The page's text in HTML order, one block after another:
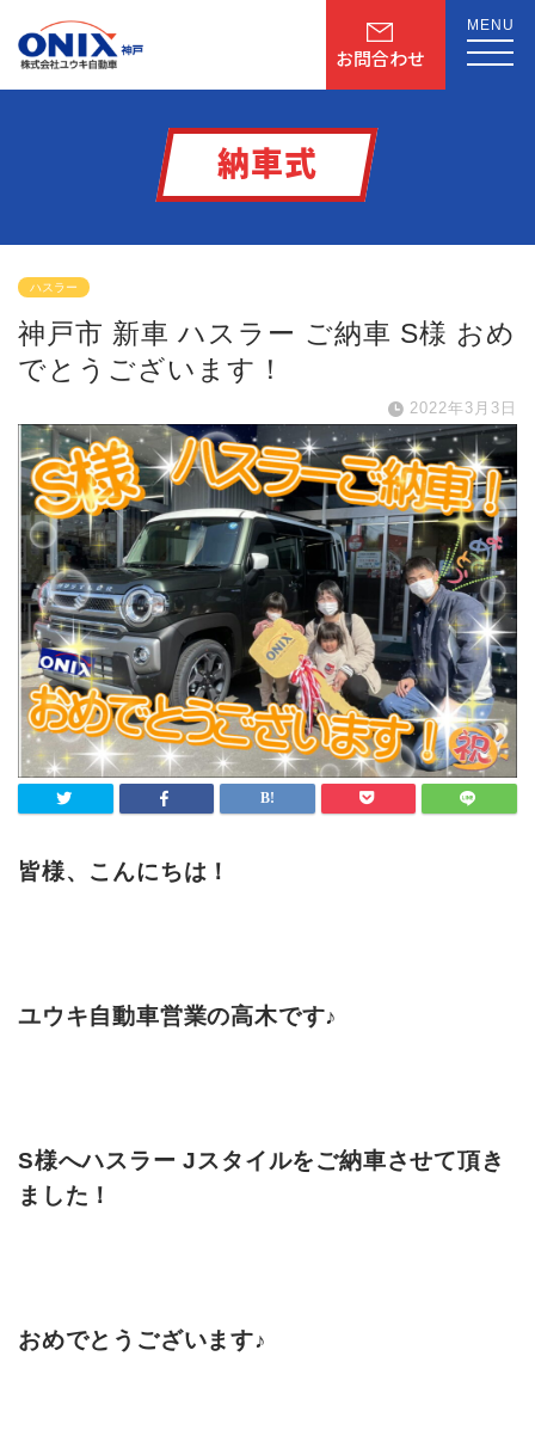
お問合わせ
MENU
納車式
ハスラー
神戸市 新車 ハスラー ご納車 S様 おめ
でとうございます！
2022年3月3日
皆様、こんにちは！
ユウキ自動車営業の高木です♪
S様へハスラー Jスタイルをご納車させて頂き
ました！
おめでとうございます♪